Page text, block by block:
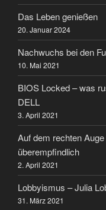
Das Leben genießen
20. Januar 2024
Nachwuchs bei den
10. Mai 2021
BIOS Locked – was
DELL
3. April 2021
Auf dem rechten
überempfindlich
2. April 2021
Lobbyismus – Julia
31. März 2021